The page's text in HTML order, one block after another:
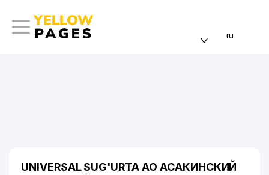
ru
UNIVERSAL SUG'URTA АО АСАКИНСКИЙ